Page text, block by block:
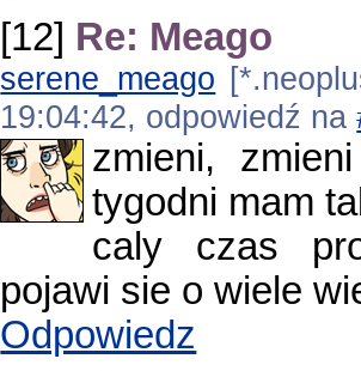
[12] Re: Meago
serene_meago
19:04:42, odpowiedź na
zmieni,
tygodni mam
caly czas
pojawi sie o wiele
Odpowiedz